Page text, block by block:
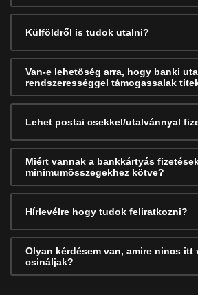
Külföldről is tudok utalni?
Van-e lehetőség arra, hogy banki
rendszerességgel támogassalak
Lehet postai csekkel/utalvánnyal
Miért vannak a bankkártyás
minimumösszegekhez kötve?
Hírlevélre hogy tudok feliratkozni?
Olyan kérdésem van, amire nincs itt
csináljak?